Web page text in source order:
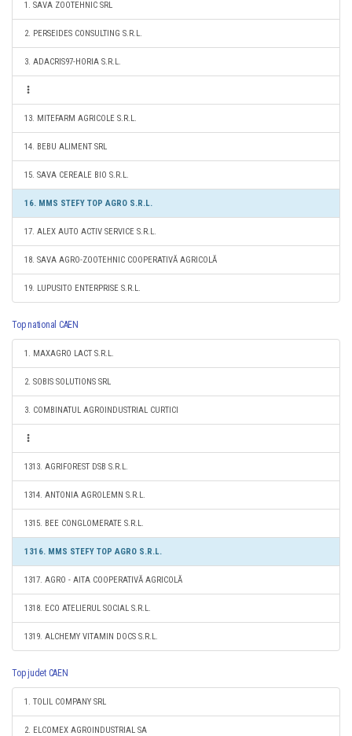
1. SAVA ZOOTEHNIC SRL
2. PERSEIDES CONSULTING S.R.L.
3. ADACRIS97-HORIA S.R.L.
13. MITEFARM AGRICOLE S.R.L.
14. BEBU ALIMENT SRL
15. SAVA CEREALE BIO S.R.L.
16. MMS STEFY TOP AGRO S.R.L.
17. ALEX AUTO ACTIV SERVICE S.R.L.
18. SAVA AGRO-ZOOTEHNIC COOPERATIVĂ AGRICOLĂ
19. LUPUSITO ENTERPRISE S.R.L.
Top national CAEN
1. MAXAGRO LACT S.R.L.
2. SOBIS SOLUTIONS SRL
3. COMBINATUL AGROINDUSTRIAL CURTICI
1313. AGRIFOREST DSB S.R.L.
1314. ANTONIA AGROLEMN S.R.L.
1315. BEE CONGLOMERATE S.R.L.
1316. MMS STEFY TOP AGRO S.R.L.
1317. AGRO - AITA COOPERATIVĂ AGRICOLĂ
1318. ECO ATELIERUL SOCIAL S.R.L.
1319. ALCHEMY VITAMIN DOCS S.R.L.
Top judet CAEN
1. TOLIL COMPANY SRL
2. ELCOMEX AGROINDUSTRIAL SA